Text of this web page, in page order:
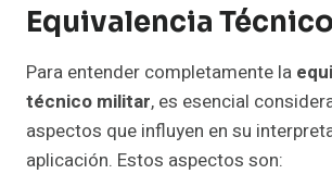
Equivalencia
Para entender completamente la
técnico militar, es esencial
aspectos que influyen en su
aplicación. Estos aspectos son: